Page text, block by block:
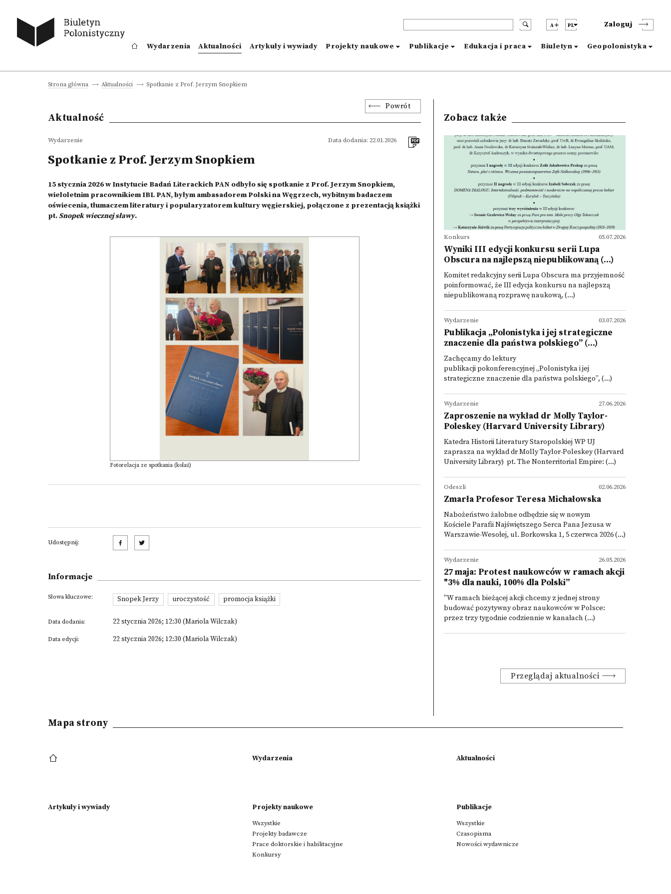
A PL Zaloguj
Wydarzenia Aktualności Artykuły i wywiady Projekty naukowe Publikacje Edukacja i praca Biuletyn Geopolonistyka
Strona główna Aktualności Spotkanie z Prof. Jerzym Snopkiem
Powrót
Aktualność
Wydarzenie Data dodania: 22.01.2026
Spotkanie z Prof. Jerzym Snopkiem
15 stycznia 2026 w Instytucie Badań Literackich PAN odbyło się spotkanie z Prof. Jerzym Snopkiem,
wieloletnim pracownikiem IBL PAN, byłym ambasadorem Polski na Węgrzech, wybitnym badaczem
oświecenia, tłumaczem literatury i popularyzatorem kultury węgierskiej, połączone z prezentacją książki
pt.Snopek wiecznej sławy.
Fotorelacja ze spotkania (kolaż)
Udostępnij:
Informacje
Słowa kluczowe: Snopek Jerzy uroczystość promocja książki
Data dodania: 22 stycznia 2026; 12:30 (Mariola Wilczak)
Data edycji: 22 stycznia 2026; 12:30 (Mariola Wilczak)
Zobacz także
05.07.2026
Konkurs
Wyniki III edycji konkursu serii Lupa
Obscura na najlepszą niepublikowaną (...)
Komitet redakcyjny serii Lupa Obscura ma przyjemność
poinformować, że III edycja konkursu na najlepszą
niepublikowaną rozprawę naukową, (...)
03.07.2026
Wydarzenie
Publikacja „Polonistyka i jej strategiczne
znaczenie dla państwa polskiego” (...)
Zachęcamy do lektury
publikacji pokonferencyjnej „Polonistyka i jej
strategiczne znaczenie dla państwa polskiego”, (...)
27.06.2026
Wydarzenie
Zaproszenie na wykład dr Molly Taylor-
Poleskey (Harvard University Library)
Katedra Historii Literatury Staropolskiej WP UJ
zaprasza na wykład dr Molly Taylor-Poleskey (Harvard
University Library) pt. The Nonterritorial Empire: (...)
02.06.2026
Odeszli
Zmarła Profesor Teresa Michałowska
Nabożeństwo żałobne odbędzie się w nowym
Kościele Parafii Najświętszego Serca Pana Jezusa w
Warszawie-Wesołej, ul. Borkowska 1, 5 czerwca 2026 (...)
26.05.2026
Wydarzenie
27 maja: Protest naukowców w ramach akcji
"3% dla nauki, 100% dla Polski”
"W ramach bieżącej akcji chcemy z jednej strony
budować pozytywny obraz naukowców w Polsce:
przez trzy tygodnie codziennie w kanałach (...)
Przeglądaj aktualności
Mapa strony
Wydarzenia Aktualności
Artykuły i wywiady Projekty naukowe
Wszystkie
Projekty badawcze
Prace doktorskie i habilitacyjne
Konkursy
Publikacje
Wszystkie
Czasopisma
Nowości wydawnicze